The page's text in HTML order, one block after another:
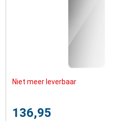
Niet meer leverbaar
136,95